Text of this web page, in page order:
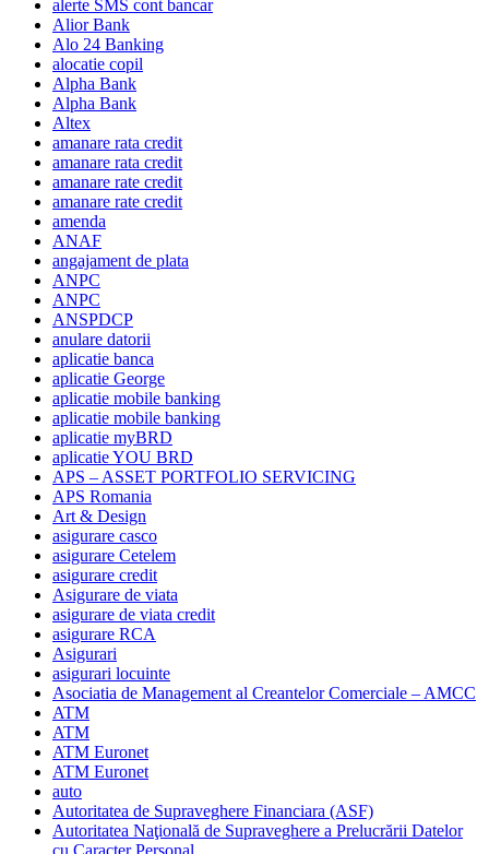
alerte SMS cont bancar
Alior Bank
Alo 24 Banking
alocatie copil
Alpha Bank
Alpha Bank
Altex
amanare rata credit
amanare rata credit
amanare rate credit
amanare rate credit
amenda
ANAF
angajament de plata
ANPC
ANPC
ANSPDCP
anulare datorii
aplicatie banca
aplicatie George
aplicatie mobile banking
aplicatie mobile banking
aplicatie myBRD
aplicatie YOU BRD
APS – ASSET PORTFOLIO SERVICING
APS Romania
Art & Design
asigurare casco
asigurare Cetelem
asigurare credit
Asigurare de viata
asigurare de viata credit
asigurare RCA
Asigurari
asigurari locuinte
Asociatia de Management al Creantelor Comerciale – AMCC
ATM
ATM
ATM Euronet
ATM Euronet
auto
Autoritatea de Supraveghere Financiara (ASF)
Autoritatea Naţională de Supraveghere a Prelucrării Datelor